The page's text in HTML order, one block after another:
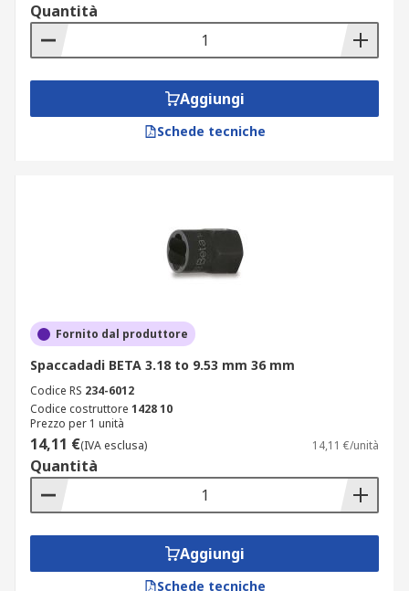
Quantità
Aggiungi
Schede tecniche
Fornito dal produttore
Spaccadadi BETA 3.18 to 9.53 mm 36 mm
Codice RS 234-6012
Codice costruttore 1428 10
Prezzo per 1 unità
14,11 €(IVA esclusa) 14,11 €/unità
Quantità
Aggiungi
Schede tecniche